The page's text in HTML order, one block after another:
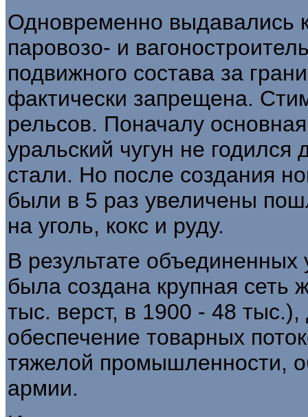
Одновременно выдавались
паровозо- и
подвижного состава за
фактически запрещена.
рельсов. Поначалу
уральский чугун не
стали. Но после создания
были в 5 раз увеличены
на уголь, кокс и руду.
В результате объединенных
была создана крупная сеть
тыс. верст, в 1900 - 48 тыс.),
обеспечение товарных
тяжелой промышленности,
армии.